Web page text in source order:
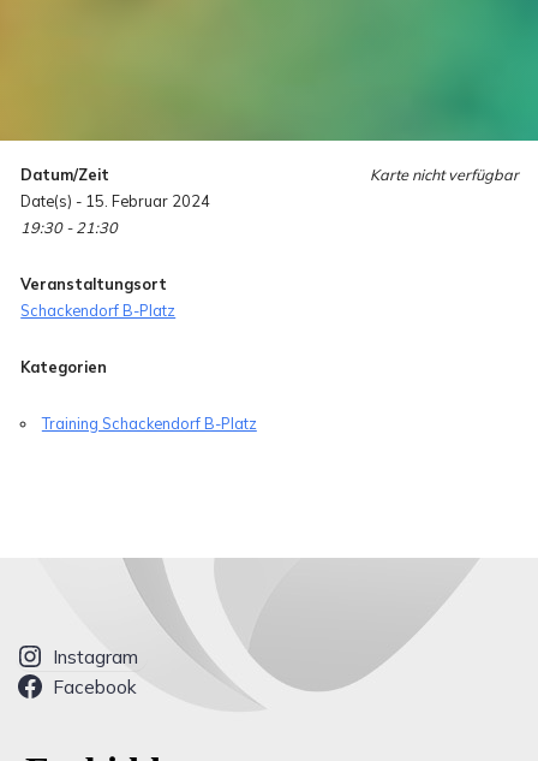
Karte nicht verfügbar
Datum/Zeit
Date(s) - 15. Februar 2024
19:30 - 21:30
Veranstaltungsort
Schackendorf B-Platz
Kategorien
Training Schackendorf B-Platz
Instagram
Facebook